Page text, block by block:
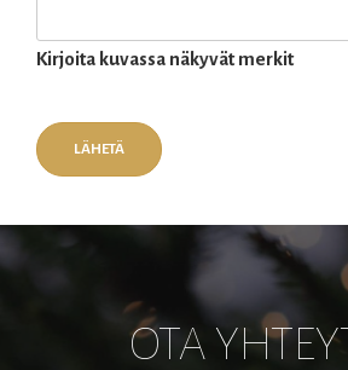
Kirjoita kuvassa näkyvät merkit
OTA